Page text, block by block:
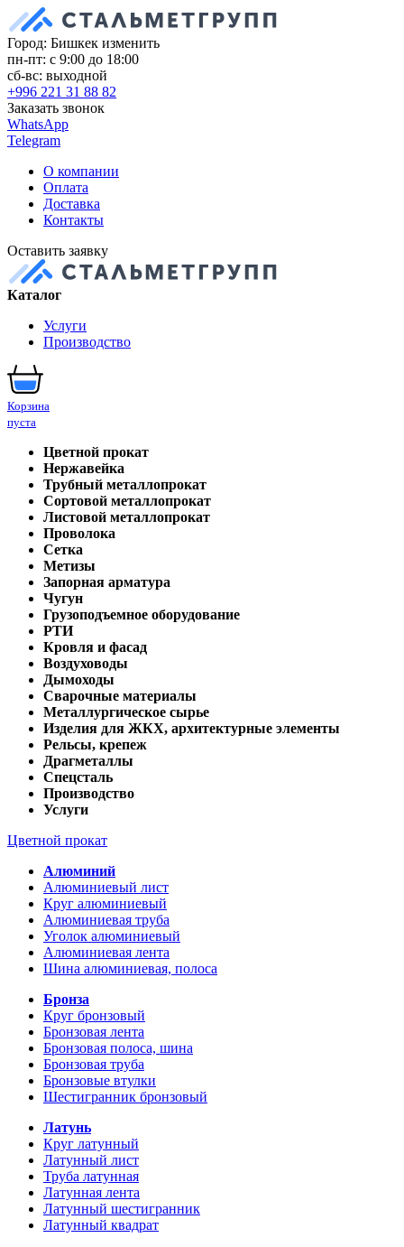
Город: Бишкек изменить
пн-пт: с 9:00 до 18:00
сб-вс: выходной
+996 221 31 88 82
Заказать звонок
WhatsApp
Telegram
О компании
Оплата
Доставка
Контакты
Оставить заявку
Каталог
Услуги
Производство
Корзина
пуста
Цветной прокат
Нержавейка
Трубный металлопрокат
Сортовой металлопрокат
Листовой металлопрокат
Проволока
Сетка
Метизы
Запорная арматура
Чугун
Грузоподъемное оборудование
РТИ
Кровля и фасад
Воздуховоды
Дымоходы
Сварочные материалы
Металлургическое сырье
Изделия для ЖКХ, архитектурные элементы
Рельсы, крепеж
Драгметаллы
Спецсталь
Производство
Услуги
Цветной прокат
Алюминий
Алюминиевый лист
Круг алюминиевый
Алюминиевая труба
Уголок алюминиевый
Алюминиевая лента
Шина алюминиевая, полоса
Бронза
Круг бронзовый
Бронзовая лента
Бронзовая полоса, шина
Бронзовая труба
Бронзовые втулки
Шестигранник бронзовый
Латунь
Круг латунный
Латунный лист
Труба латунная
Латунная лента
Латунный шестигранник
Латунный квадрат